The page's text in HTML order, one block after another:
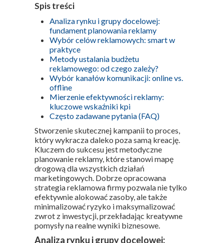
Spis treści
Analiza rynku i grupy docelowej:
fundament planowania reklamy
Wybór celów reklamowych: smart w
praktyce
Metody ustalania budżetu
reklamowego: od czego zależy?
Wybór kanałów komunikacji: online vs.
offline
Mierzenie efektywności reklamy:
kluczowe wskaźniki kpi
Często zadawane pytania (FAQ)
Stworzenie skutecznej kampanii to proces,
który wykracza daleko poza samą kreację.
Kluczem do sukcesu jest metodyczne
planowanie reklamy, które stanowi mapę
drogową dla wszystkich działań
marketingowych. Dobrze opracowana
strategia reklamowa firmy pozwala nie tylko
efektywnie alokować zasoby, ale także
minimalizować ryzyko i maksymalizować
zwrot z inwestycji, przekładając kreatywne
pomysły na realne wyniki biznesowe.
Analiza rynku i grupy docelowej: